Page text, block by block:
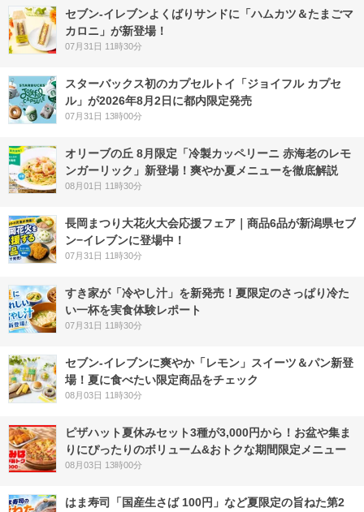
セブン‐イレブンよくばりサンドに「ハムカツ＆たまごマ
カロニ」が新登場！
07月31日 11時30分
スターバックス初のカプセルトイ「ジョイフル カプセ
ル」が2026年8月2日に都内限定発売
07月31日 13時00分
オリーブの丘 8月限定「冷製カッペリーニ 赤海老のレモ
ンガーリック」新登場！爽やか夏メニューを徹底解説
08月01日 11時30分
長岡まつり大花火大会応援フェア｜商品6品が新潟県セブ
ン−イレブンに登場中！
07月31日 11時30分
すき家が「冷やし汁」を新発売！夏限定のさっぱり冷た
い一杯を実食体験レポート
07月31日 11時30分
セブン‐イレブンに爽やか「レモン」スイーツ＆パン新登
場！夏に食べたい限定商品をチェック
08月03日 11時30分
ピザハット夏休みセット3種が3,000円から！お盆や集ま
りにぴったりのボリューム&おトクな期間限定メニュー
08月03日 13時00分
はま寿司「国産生さば 100円」など夏限定の旨ねた第2